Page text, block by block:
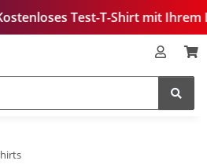
Test-T-Shirt mit Ihrem Logo –